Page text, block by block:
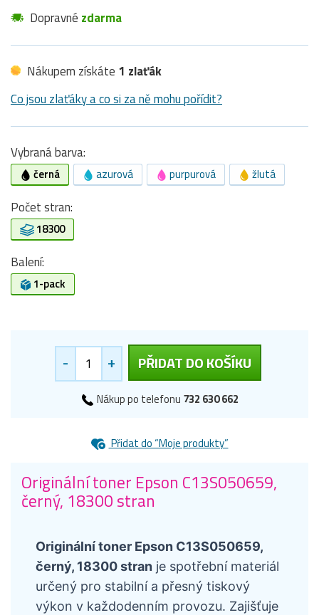
Dopravné zdarma
Nákupem získáte 1 zlaťák
Co jsou zlaťáky a co si za ně mohu pořídit?
Vybraná barva:
černá azurová purpurová žlutá
Počet stran:
18300
Balení:
1-pack
- + PŘIDAT DO KOŠÍKU
Nákup po telefonu 732 630 662
Přidat do “Moje produkty”
Originální toner Epson C13S050659,
černý, 18300 stran
Originální toner Epson C13S050659,
černý, 18300 stran je spotřební materiál
určený pro stabilní a přesný tiskový
výkon v každodenním provozu. Zajišťuje